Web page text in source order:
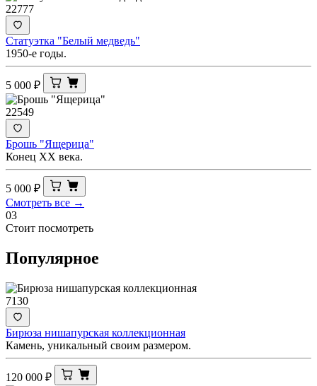
22777
Статуэтка "Белый медведь"
1950-е годы.
5 000 ₽
22549
Брошь "Ящерица"
Конец XX века.
5 000 ₽
Смотреть все →
03
Стоит посмотреть
Популярное
7130
Бирюза нишапурская коллекционная
Камень, уникальный своим размером.
120 000 ₽